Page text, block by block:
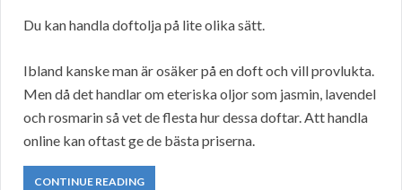
Du kan handla doftolja på lite olika sätt.
Ibland kanske man är osäker på en doft och vill provlukta.
Men då det handlar om eteriska oljor som jasmin, lavendel
och rosmarin så vet de flesta hur dessa doftar. Att handla
online kan oftast ge de bästa priserna.
CONTINUE READING